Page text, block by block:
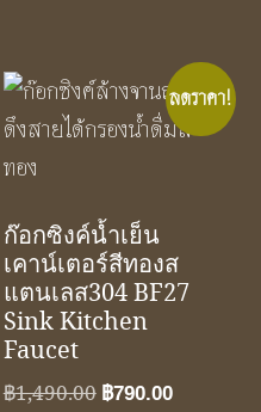
ลดราคา!
ก๊อกซิงค์น้ำเย็น
เคาน์เตอร์สีทองส
แตนเลส304 BF27
Sink Kitchen
Faucet
฿1,490.00 Original
฿790.00Current